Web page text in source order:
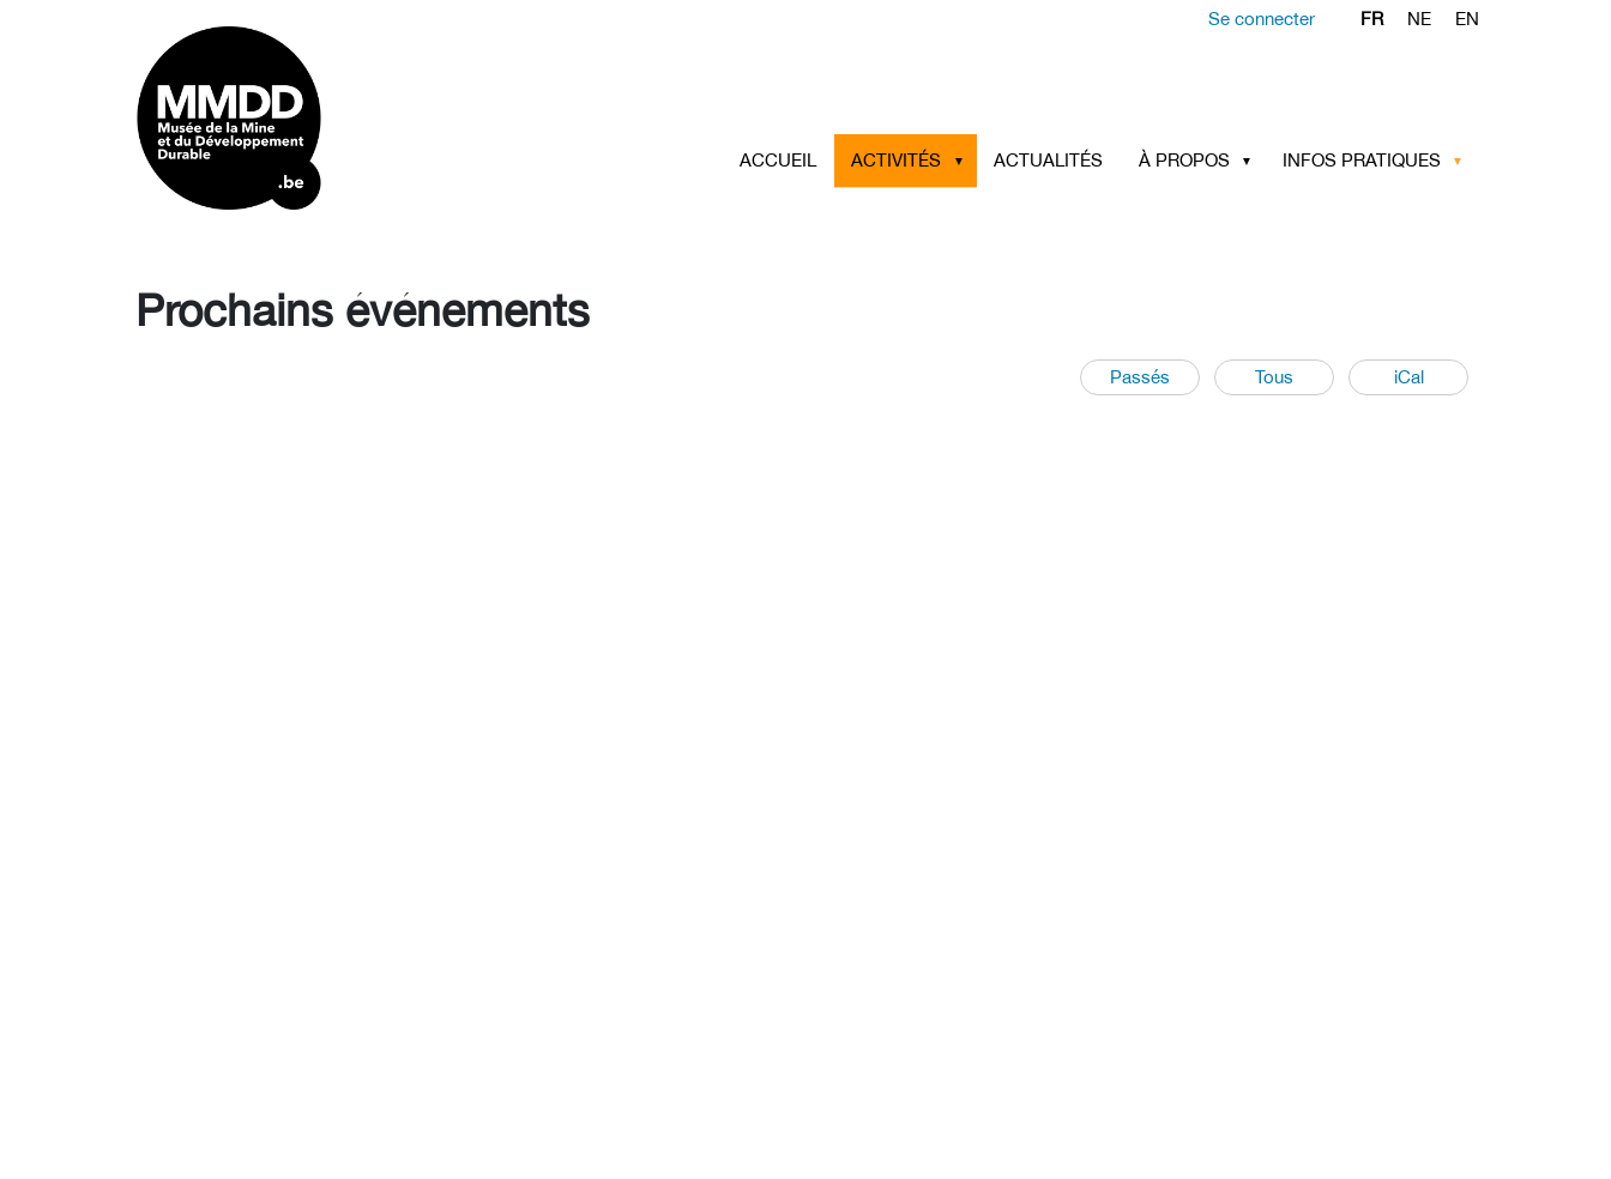
Se connecter FR NE EN
ACCUEIL ACTIVITÉS ACTUALITÉS À PROPOS INFOS PRATIQUES
Prochains événements
Passés Tous iCal